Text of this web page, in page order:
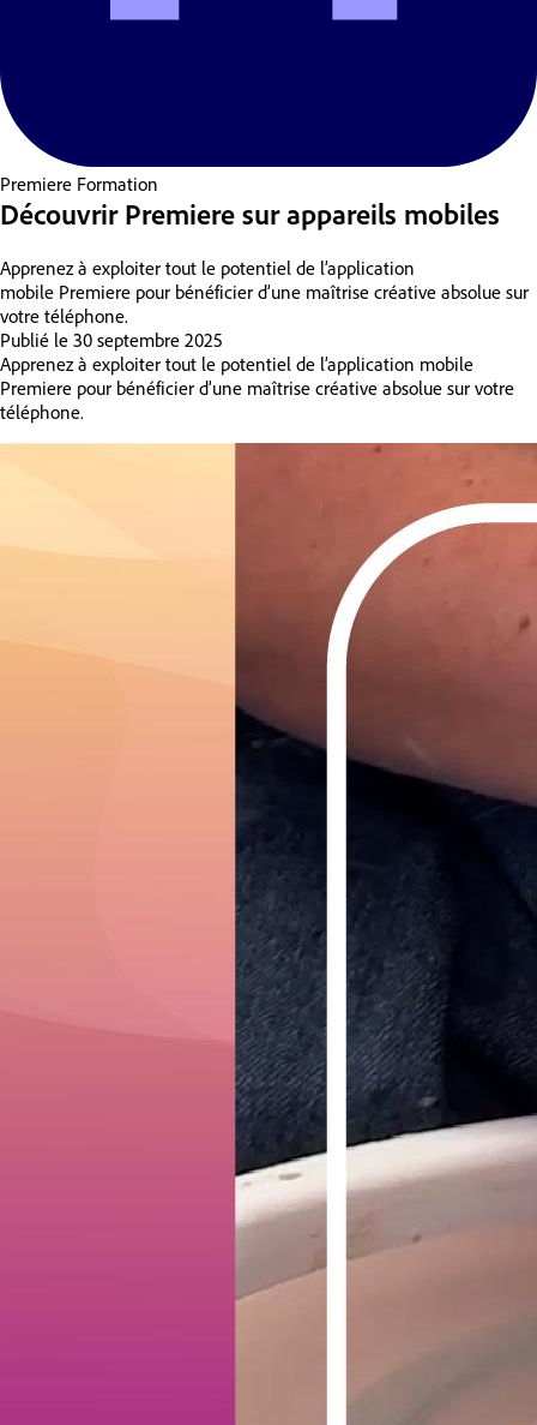
Premiere Formation
Découvrir Premiere sur appareils mobiles
Apprenez à exploiter tout le potentiel de l’application
mobile Premiere pour bénéficier d’une maîtrise créative absolue sur
votre téléphone.
Publié le 30 septembre 2025
Apprenez à exploiter tout le potentiel de l’application mobile
Premiere pour bénéficier d’une maîtrise créative absolue sur votre
téléphone.